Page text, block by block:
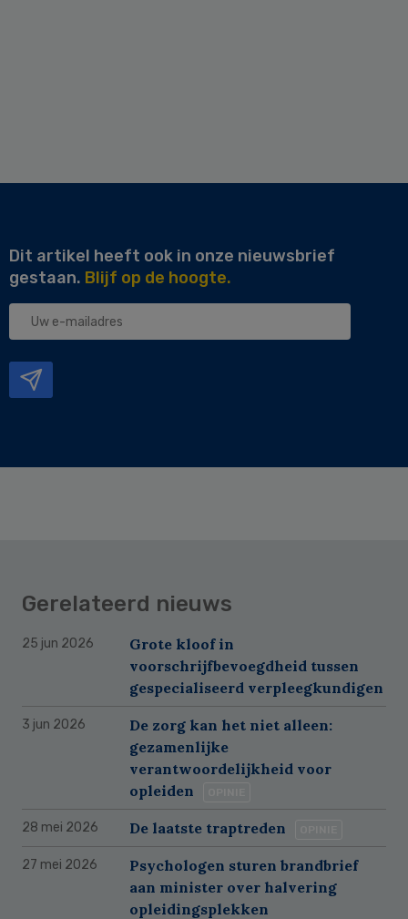
Dit artikel heeft ook in onze nieuwsbrief
gestaan. Blijf op de hoogte.
Uw
Gerelateerd nieuws
25 jun 2026
Grote kloof in
voorschrijfbevoegdheid tussen
gespecialiseerd verpleegkundigen
3 jun 2026
De zorg kan het niet alleen:
gezamenlijke
verantwoordelijkheid voor
opleiden
28 mei 2026 De laatste traptreden
27 mei 2026
Psychologen sturen brandbrief
aan minister over halvering
opleidingsplekken